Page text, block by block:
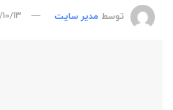
توسط مدیر سایت 13:30